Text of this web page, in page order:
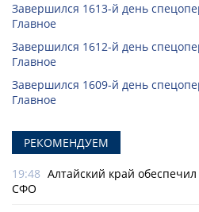
Завершился 1613-й день
Главное
Завершился 1612-й день
Главное
Завершился 1609-й день
Главное
РЕКОМЕНДУЕМ
19:48 Алтайский край
СФО